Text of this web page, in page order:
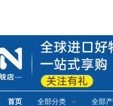
首页 全部分类 全部